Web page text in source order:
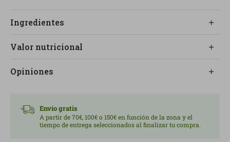
Envío gratis
A partir de 70€, 100€ o 150€ en función de la zona y el
tiempo de entrega seleccionados al finalizar tu compra.
consciente.
refrescos más convencionales.
Ingredientes
Valor nutricional
Opiniones